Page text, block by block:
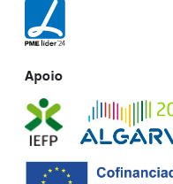
Apoio